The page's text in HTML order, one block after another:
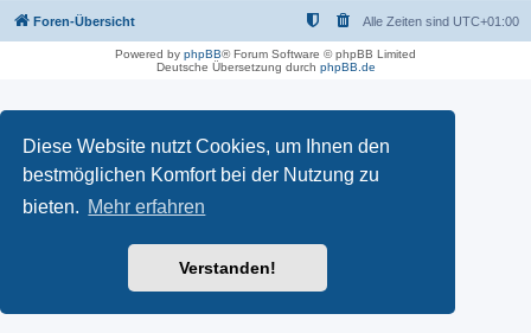
Diese Website nutzt Cookies, um Ihnen den
bestmöglichen Komfort bei der Nutzung zu
bieten. Mehr erfahren
Verstanden!
Foren-Übersicht Alle Zeiten sind UTC+01:00
Powered by phpBB® Forum Software © phpBB Limited
Deutsche Übersetzung durch phpBB.de